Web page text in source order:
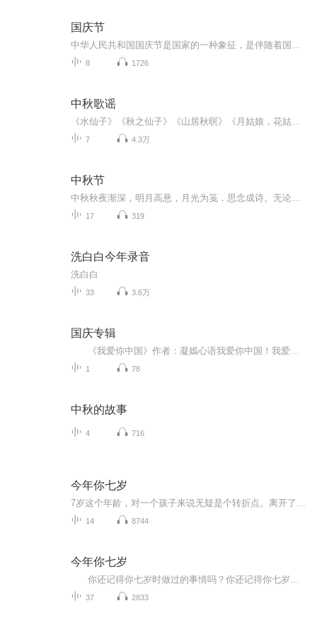
国庆节
8 1726
中秋歌谣
7 4.3万
中秋节
17 319
洗白白今年录音
洗白白
33 3.6万
国庆专辑
1 78
中秋的故事
4 716
今年你七岁
14 8744
今年你七岁
37 2833